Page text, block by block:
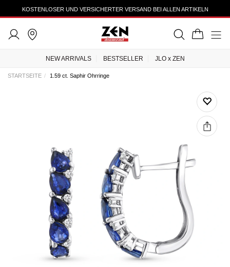
KOSTENLOSER UND VERSICHERTER VERSAND BEI ALLEN ARTIKELN
NEW ARRIVALS BESTSELLER JLO x ZEN
STARTSEITE 1.59 ct. Saphir Ohrringe